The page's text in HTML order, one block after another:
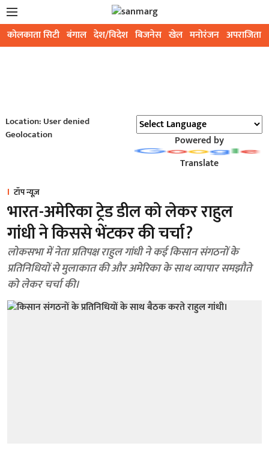
कोलकाता सिटी बंगाल देश/विदेश बिजनेस खेल मनोरंजन अपराजिता
Location: User denied
Geolocation
Powered by
Translate
टॉप न्यूज़
भारत-अमेरिका ट्रेड डील को लेकर राहुल
गांधी ने किससे भेंटकर की चर्चा?
लोकसभा में नेता प्रतिपक्ष राहुल गांधी ने कई किसान संगठनों के
प्रतिनिधियों से मुलाकात की और अमेरिका के साथ व्यापार समझौते
को लेकर चर्चा की।